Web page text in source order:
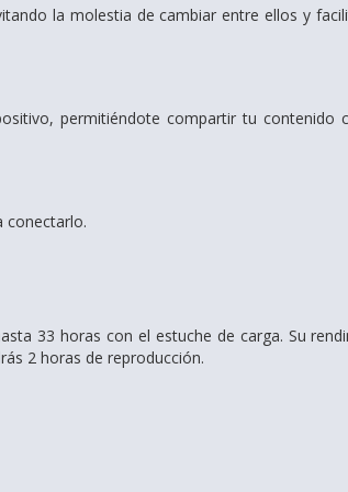
la molestia de cambiar entre ellos y
permitiéndote compartir tu contenido
conectarlo.
33 horas con el estuche de carga. Su
2 horas de reproducción.